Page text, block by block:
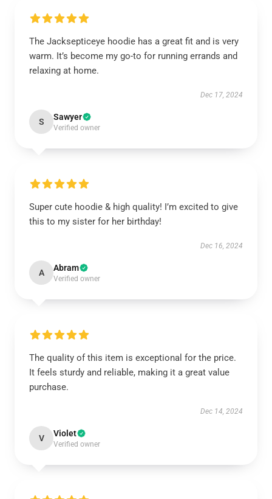
The Jacksepticeye hoodie has a great fit and is very
warm. It’s become my go-to for running errands and
relaxing at home.
Dec 17, 2024
S Sawyer
Verified owner
Super cute hoodie & high quality! I’m excited to give
this to my sister for her birthday!
Dec 16, 2024
A Abram
Verified owner
The quality of this item is exceptional for the price.
It feels sturdy and reliable, making it a great value
purchase.
Dec 14, 2024
V Violet
Verified owner